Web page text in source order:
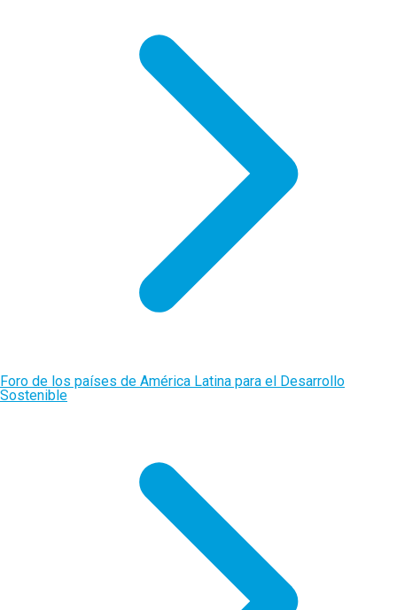
Foro de los países de América Latina para el Desarrollo
Sostenible